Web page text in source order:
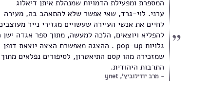
המספרת ומפעילת הדמויות שמנהלת איתן דיאלוג
ערני. לוי-גרד, שאי אפשר שלא להתאהב בה, מעירה
לחיים את אנשי העיירה שעשויים מגזירי נייר
להפליא ויוצאים, הלכה למעשה, מתוך ספר אגדה ישן
גלויות pop-up . ההצגה מאפשרת הצצה יוצאת דופן
שמזכירה מהו קסם התיאטרון, לסיפורים נפלאים מתוך
התרבות היהודית.
מרב יודילוביץ', ynet